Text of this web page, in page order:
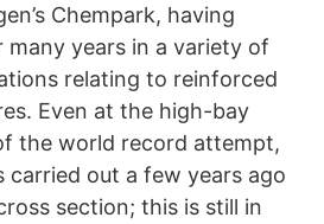
Chempark, having
many years in a variety of
relating to reinforced
Even at the high-bay
the world record attempt,
carried out a few years ago
section; this is still in